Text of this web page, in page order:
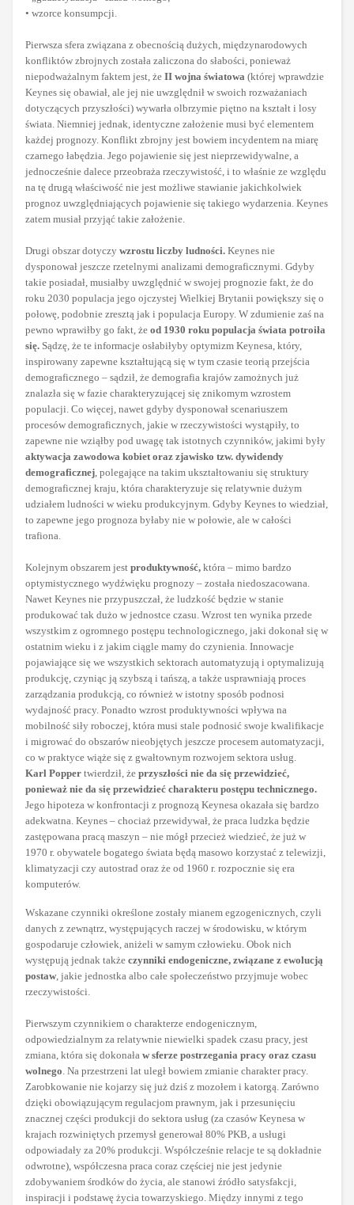
• wzorce konsumpcji.
Pierwsza sfera związana z obecnością dużych, międzynarodowych
konfliktów zbrojnych została zaliczona do słabości, ponieważ
niepodważalnym faktem jest, że II wojna światowa (której wprawdzie
Keynes się obawiał, ale jej nie uwzględnił w swoich rozważaniach
dotyczących przyszłości) wywarła olbrzymie piętno na kształt i losy
świata. Niemniej jednak, identyczne założenie musi być elementem
każdej prognozy. Konflikt zbrojny jest bowiem incydentem na miarę
czarnego łabędzia. Jego pojawienie się jest nieprzewidywalne, a
jednocześnie dalece przeobraża rzeczywistość, i to właśnie ze względu
na tę drugą właściwość nie jest możliwe stawianie jakichkolwiek
prognoz uwzględniających pojawienie się takiego wydarzenia. Keynes
zatem musiał przyjąć takie założenie.
Drugi obszar dotyczy wzrostu liczby ludności. Keynes nie
dysponował jeszcze rzetelnymi analizami demograficznymi. Gdyby
takie posiadał, musiałby uwzględnić w swojej prognozie fakt, że do
roku 2030 populacja jego ojczystej Wielkiej Brytanii powiększy się o
połowę, podobnie zresztą jak i populacja Europy. W zdumienie zaś na
pewno wprawiłby go fakt, że od 1930 roku populacja świata potroiła
się. Sądzę, że te informacje osłabiłyby optymizm Keynesa, który,
inspirowany zapewne kształtującą się w tym czasie teorią przejścia
demograficznego – sądził, że demografia krajów zamożnych już
znalazła się w fazie charakteryzującej się znikomym wzrostem
populacji. Co więcej, nawet gdyby dysponował scenariuszem
procesów demograficznych, jakie w rzeczywistości wystąpiły, to
zapewne nie wziąłby pod uwagę tak istotnych czynników, jakimi były
aktywacja zawodowa kobiet oraz zjawisko tzw. dywidendy
demograficznej, polegające na takim ukształtowaniu się struktury
demograficznej kraju, która charakteryzuje się relatywnie dużym
udziałem ludności w wieku produkcyjnym. Gdyby Keynes to wiedział,
to zapewne jego prognoza byłaby nie w połowie, ale w całości
trafiona.
Kolejnym obszarem jest produktywność, która – mimo bardzo
optymistycznego wydźwięku prognozy – została niedoszacowana.
Nawet Keynes nie przypuszczał, że ludzkość będzie w stanie
produkować tak dużo w jednostce czasu. Wzrost ten wynika przede
wszystkim z ogromnego postępu technologicznego, jaki dokonał się w
ostatnim wieku i z jakim ciągle mamy do czynienia. Innowacje
pojawiające się we wszystkich sektorach automatyzują i optymalizują
produkcję, czyniąc ją szybszą i tańszą, a także usprawniają proces
zarządzania produkcją, co również w istotny sposób podnosi
wydajność pracy. Ponadto wzrost produktywności wpływa na
mobilność siły roboczej, która musi stale podnosić swoje kwalifikacje
i migrować do obszarów nieobjętych jeszcze procesem automatyzacji,
co w praktyce wiąże się z gwałtownym rozwojem sektora usług.
Karl Popper twierdził, że przyszłości nie da się przewidzieć,
ponieważ nie da się przewidzieć charakteru postępu technicznego.
Jego hipoteza w konfrontacji z prognozą Keynesa okazała się bardzo
adekwatna. Keynes – chociaż przewidywał, że praca ludzka będzie
zastępowana pracą maszyn – nie mógł przecież wiedzieć, że już w
1970 r. obywatele bogatego świata będą masowo korzystać z telewizji,
klimatyzacji czy autostrad oraz że od 1960 r. rozpocznie się era
komputerów.
Wskazane czynniki określone zostały mianem egzogenicznych, czyli
danych z zewnątrz, występujących raczej w środowisku, w którym
gospodaruje człowiek, aniżeli w samym człowieku. Obok nich
występują jednak także czynniki endogeniczne, związane z ewolucją
postaw, jakie jednostka albo całe społeczeństwo przyjmuje wobec
rzeczywistości.
Pierwszym czynnikiem o charakterze endogenicznym,
odpowiedzialnym za relatywnie niewielki spadek czasu pracy, jest
zmiana, która się dokonała w sferze postrzegania pracy oraz czasu
wolnego. Na przestrzeni lat uległ bowiem zmianie charakter pracy.
Zarobkowanie nie kojarzy się już dziś z mozołem i katorgą. Zarówno
dzięki obowiązującym regulacjom prawnym, jak i przesunięciu
znacznej części produkcji do sektora usług (za czasów Keynesa w
krajach rozwiniętych przemysł generował 80% PKB, a usługi
odpowiadały za 20% produkcji. Współcześnie relacje te są dokładnie
odwrotne), współczesna praca coraz częściej nie jest jedynie
zdobywaniem środków do życia, ale stanowi źródło satysfakcji,
inspiracji i podstawę życia towarzyskiego. Między innymi z tego